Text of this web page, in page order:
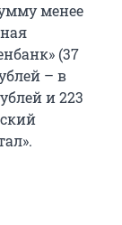
менее
(37
– в
и 223